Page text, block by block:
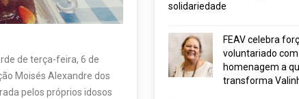
de terça-feira, 6 de
Moisés Alexandre dos
pelos próprios idosos
solidariedade
FEAV celebra
voluntariado com
homenagem a
transforma